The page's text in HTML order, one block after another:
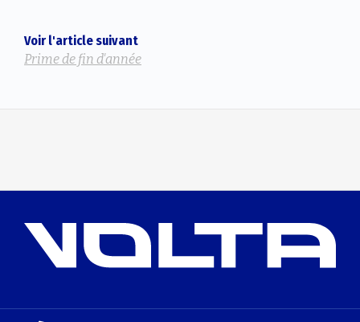
Voir l'article suivant
Prime de fin d'année